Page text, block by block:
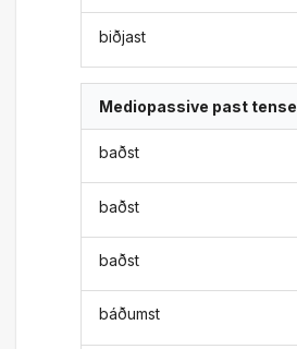
biðjast
Mediopassive past tense
baðst
baðst
baðst
báðumst